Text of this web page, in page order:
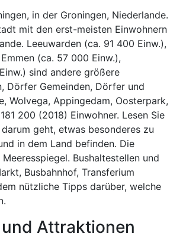
in der Groningen, Niederlande.
mit den erst-meisten Einwohnern
Leeuwarden (ca. 91 400 Einw.),
(ca. 57 000 Einw.),
sind andere größere
Dörfer Gemeinden, Dörfer und
Wolvega, Appingedam, Oosterpark,
200 (2018) Einwohner. Lesen Sie
geht, etwas besonderes zu
in dem Land befinden. Die
Bushaltestellen und
Busbahnhof, Transferium
nützliche Tipps darüber, welche
Attraktionen